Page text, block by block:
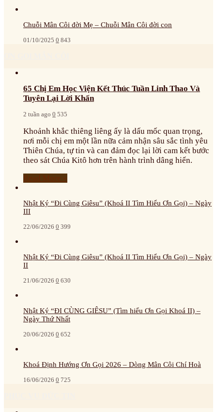
Chuỗi Mân Côi đời Mẹ – Chuỗi Mân Côi đời con
01/10/2025 0 843
65 Chị Em Học Viện Kết Thúc Tuần Linh Thao Và
Tuyên Lại Lời Khấn
2 tuần ago 0 535
Khoảnh khắc thiêng liêng ấy là dấu mốc quan trọng,
nơi mỗi chị em một lần nữa cảm nhận sâu sắc tình yêu
Thiên Chúa, tự tin và can đảm đọc lại lời cam kết bước
theo sát Chúa Kitô hơn trên hành trình dâng hiến.
Read More »
Nhật Ký “Đi Cùng Giêsu” (Khoá II Tìm Hiểu Ơn Gọi) – Ngày
III
22/06/2026 0 399
Nhật Ký “Đi Cùng Giêsu” (Khoá II Tìm Hiểu Ơn Gọi) – Ngày
II
21/06/2026 0 630
Nhật Ký “ĐI CÙNG GIÊSU” (Tìm hiểu Ơn Gọi Khoá II) –
Ngày Thứ Nhất
20/06/2026 0 652
Khoá Định Hướng Ơn Gọi 2026 – Dòng Mân Côi Chí Hoà
16/06/2026 0 725